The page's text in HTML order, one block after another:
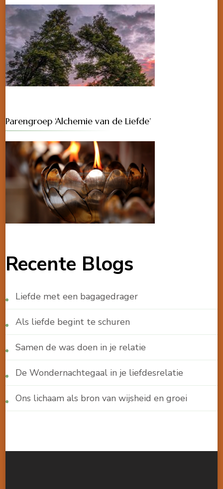
Parengroep ‘Alchemie van de Liefde’
Recente Blogs
Liefde met een bagagedrager
Als liefde begint te schuren
Samen de was doen in je relatie
De Wondernachtegaal in je liefdesrelatie
Ons lichaam als bron van wijsheid en groei